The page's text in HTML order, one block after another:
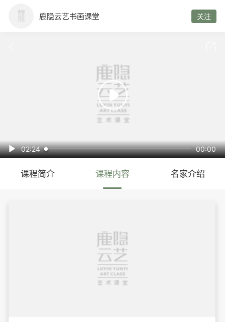
鹿隐云艺书画课堂 关注

 02:24 00:00
课程简介 课程内容 名家介绍